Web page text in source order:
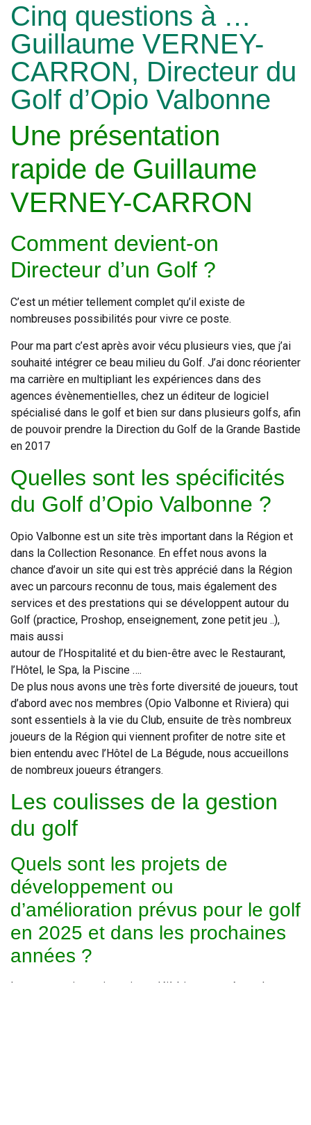
Cinq questions à …
Guillaume VERNEY-
CARRON, Directeur du
Golf d’Opio Valbonne
Une présentation
rapide de Guillaume
VERNEY-CARRON
Comment devient-on
Directeur d’un Golf ?
C’est un métier tellement complet qu’il existe de
nombreuses possibilités pour vivre ce poste.
Pour ma part c’est après avoir vécu plusieurs vies, que j’ai
souhaité intégrer ce beau milieu du Golf. J’ai donc réorienter
ma carrière en multipliant les expériences dans des
agences évènementielles, chez un éditeur de logiciel
spécialisé dans le golf et bien sur dans plusieurs golfs, afin
de pouvoir prendre la Direction du Golf de la Grande Bastide
en 2017
Quelles sont les spécificités
du Golf d’Opio Valbonne ?
Opio Valbonne est un site très important dans la Région et
dans la Collection Resonance. En effet nous avons la
chance d’avoir un site qui est très apprécié dans la Région
avec un parcours reconnu de tous, mais également des
services et des prestations qui se développent autour du
Golf (practice, Proshop, enseignement, zone petit jeu ..),
mais aussi
autour de l’Hospitalité et du bien-être avec le Restaurant,
l’Hôtel, le Spa, la Piscine ….
De plus nous avons une très forte diversité de joueurs, tout
d’abord avec nos membres (Opio Valbonne et Riviera) qui
sont essentiels à la vie du Club, ensuite de très nombreux
joueurs de la Région qui viennent profiter de notre site et
bien entendu avec l’Hôtel de La Bégude, nous accueillons
de nombreux joueurs étrangers.
Les coulisses de la gestion
du golf
Quels sont les projets de
développement ou
d’amélioration prévus pour le golf
en 2025 et dans les prochaines
années ?
Le tout premier projet qui est déjà bien entamé est de